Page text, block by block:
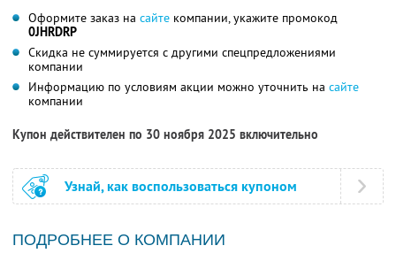
Оформите заказ на сайте компании, укажите промокод
0JHRDRP
Скидка не суммируется с другими спецпредложениями
компании
Информацию по условиям акции можно уточнить на сайте
компании
Купон действителен по 30 ноября 2025 включительно
Узнай, как воспользоваться купоном
ПОДРОБНЕЕ О КОМПАНИИ